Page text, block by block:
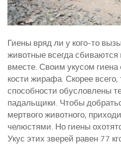
Гиены вряд ли у кого-то
животные всегда
вместе. Своим укусом гиена
кости жирафа. Скорее всего,
способности обусловлены
падальщики. Чтобы
мертвого животного,
челюстями. Но гиены
Укус этих зверей равен 77